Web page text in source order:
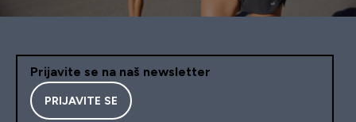
Prijavite se na naš newsletter
PRIJAVITE SE